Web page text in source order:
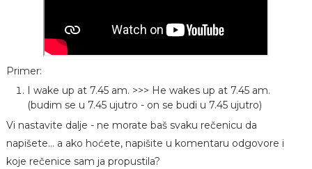
Primer:
I wake up at 7.45 am. >>> He wakes up at 7.45 am.
(budim se u 7.45 ujutro - on se budi u 7.45 ujutro)
Vi nastavite dalje - ne morate baš svaku rečenicu da
napišete... a ako hoćete, napišite u komentaru odgovore i
koje rečenice sam ja propustila?